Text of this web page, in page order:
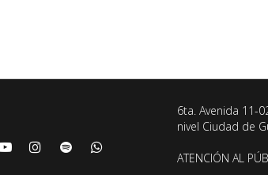
6ta. Avenida 11-
nivel Ciudad de
ATENCIÓN AL